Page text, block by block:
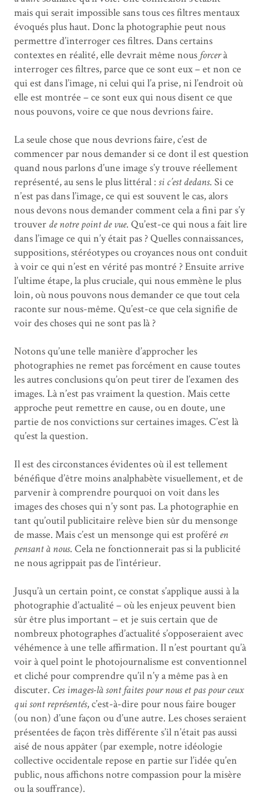
mais qui serait impossible sans tous ces filtres mentaux
évoqués plus haut. Donc la photographie peut nous
permettre d’interroger ces filtres. Dans certains
contextes en réalité, elle devrait même nous forcerà
interroger ces filtres, parce que ce sont eux – et non ce
qui est dans l’image, ni celui qui l’a prise, ni l’endroit où
elle est montrée – ce sont eux qui nous disent ce que
nous pouvons, voire ce que nous devrions faire.
La seule chose que nous devrions faire, c’est de
commencer par nous demander si ce dont il est question
quand nous parlons d’une image s’y trouve réellement
représenté, au sens le plus littéral : si c’est dedans. Si ce
n’est pas dans l’image, ce qui est souvent le cas, alors
nous devons nous demander comment cela a fini par s’y
trouver de notre point de vue. Qu’est-ce qui nous a fait lire
dans l’image ce qui n’y était pas ? Quelles connaissances,
suppositions, stéréotypes ou croyances nous ont conduit
à voir ce qui n’est en vérité pas montré ? Ensuite arrive
l’ultime étape, la plus cruciale, qui nous emmène le plus
loin, où nous pouvons nous demander ce que tout cela
raconte sur nous-même. Qu’est-ce que cela signifie de
voir des choses qui ne sont pas là ?
Notons qu’une telle manière d’approcher les
photographies ne remet pas forcément en cause toutes
les autres conclusions qu’on peut tirer de l’examen des
images. Là n’est pas vraiment la question. Mais cette
approche peut remettre en cause, ou en doute, une
partie de nos convictions sur certaines images. C’est là
qu’est la question.
Il est des circonstances évidentes où il est tellement
bénéfique d’être moins analphabète visuellement, et de
parvenir à comprendre pourquoi on voit dans les
images des choses qui n’y sont pas. La photographie en
tant qu’outil publicitaire relève bien sûr du mensonge
de masse. Mais c’est un mensonge qui est proféré en
pensant à nous. Cela ne fonctionnerait pas si la publicité
ne nous agrippait pas de l’intérieur.
Jusqu’à un certain point, ce constat s’applique aussi à la
photographie d’actualité – où les enjeux peuvent bien
sûr être plus important – et je suis certain que de
nombreux photographes d’actualité s’opposeraient avec
véhémence à une telle affirmation. Il n’est pourtant qu’à
voir à quel point le photojournalisme est conventionnel
et cliché pour comprendre qu’il n’y a même pas à en
discuter. Ces images-là sont faites pour nous et pas pour ceux
qui sont représentés, c’est-à-dire pour nous faire bouger
(ou non) d’une façon ou d’une autre. Les choses seraient
présentées de façon très différente s’il n’était pas aussi
aisé de nous appâter (par exemple, notre idéologie
collective occidentale repose en partie sur l’idée qu’en
public, nous affichons notre compassion pour la misère
ou la souffrance).